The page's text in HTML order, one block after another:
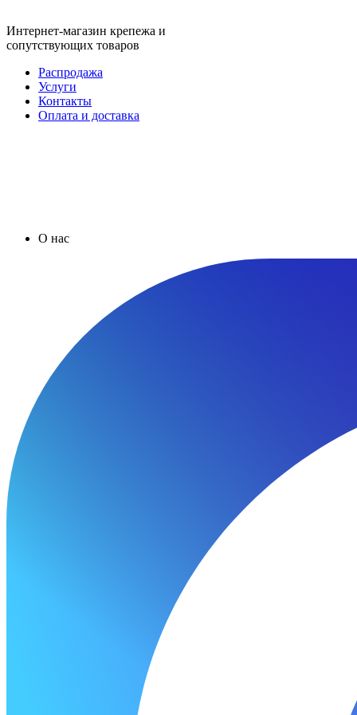
Интернет-магазин крепежа и
сопутствующих товаров
Распродажа
Услуги
Контакты
Оплата и доставка
О нас